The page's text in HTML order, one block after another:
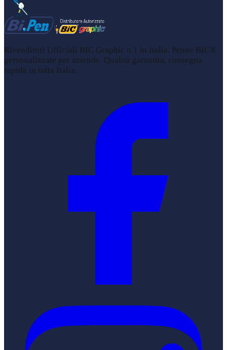
Rivenditori Ufficiali BIC Graphic n.1 in Italia. Penne BIC®
personalizzate per aziende. Qualità garantita, consegna
rapida in tutta Italia.